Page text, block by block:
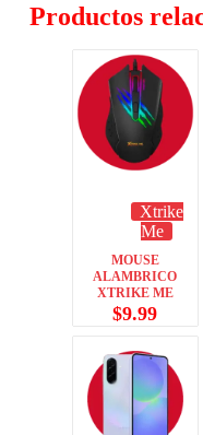
Productos
Xtrike
Me
MOUSE
ALAMBRICO
XTRIKE ME
$9.99